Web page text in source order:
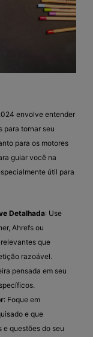
envolve entender
para tornar seu
para os motores
guiar você na
útil para
Detalhada: Use
Ahrefs ou
que
razoável.
pensada em seu
: Foque em
e que
questões do seu